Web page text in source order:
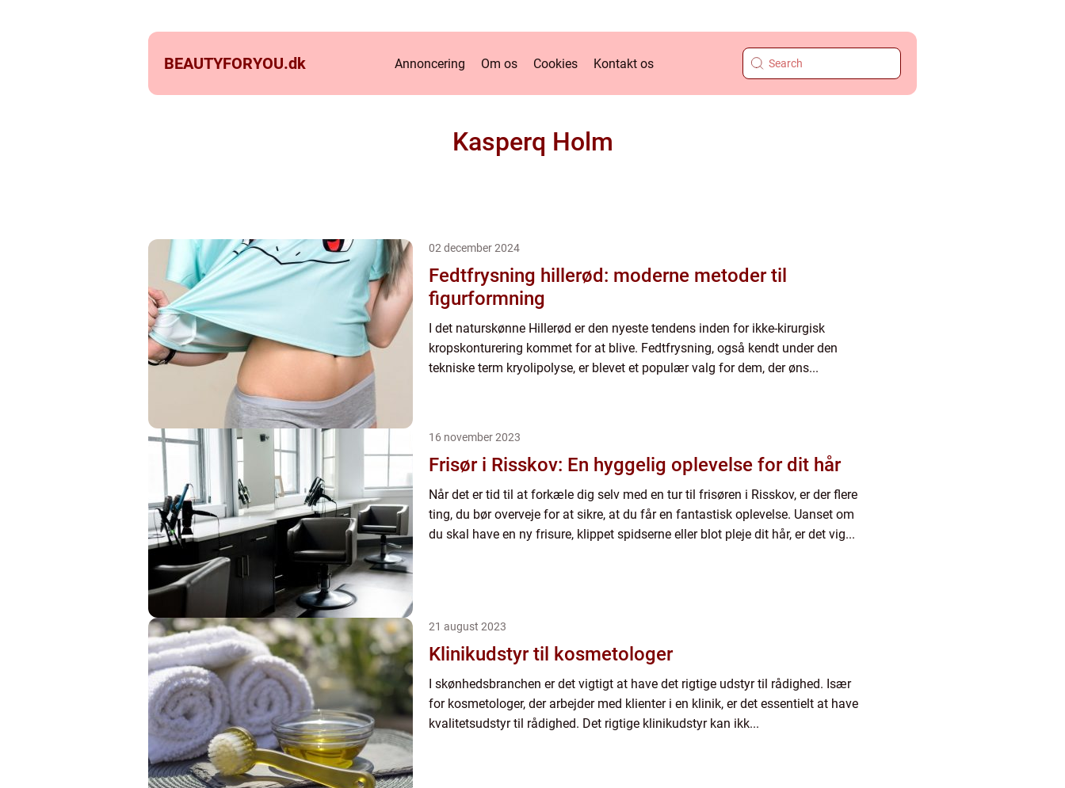
BEAUTYFORYOU.dk Annoncering Om os Cookies Kontakt os
Kasperq Holm
02 december 2024
Fedtfrysning hillerød: moderne metoder til
figurformning
I det naturskønne Hillerød er den nyeste tendens inden for ikke-kirurgisk
kropskonturering kommet for at blive. Fedtfrysning, også kendt under den
tekniske term kryolipolyse, er blevet et populær valg for dem, der øns...
16 november 2023
Frisør i Risskov: En hyggelig oplevelse for dit hår
Når det er tid til at forkæle dig selv med en tur til frisøren i Risskov, er der flere
ting, du bør overveje for at sikre, at du får en fantastisk oplevelse. Uanset om
du skal have en ny frisure, klippet spidserne eller blot pleje dit hår, er det vig...
21 august 2023
Klinikudstyr til kosmetologer
I skønhedsbranchen er det vigtigt at have det rigtige udstyr til rådighed. Især
for kosmetologer, der arbejder med klienter i en klinik, er det essentielt at have
kvalitetsudstyr til rådighed. Det rigtige klinikudstyr kan ikk...